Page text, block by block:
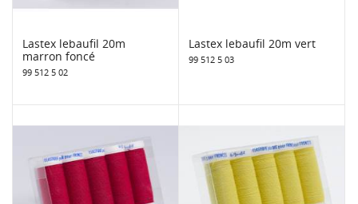
Lastex lebaufil 20m
marron foncé
99 512 5 02
Lastex lebaufil 20m vert
99 512 5 03